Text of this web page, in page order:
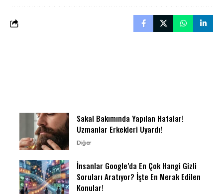
Sakal Bakımında Yapılan Hatalar!
Uzmanlar Erkekleri Uyardı!
Diğer
İnsanlar Google’da En Çok Hangi Gizli
Soruları Aratıyor? İşte En Merak Edilen
Konular!